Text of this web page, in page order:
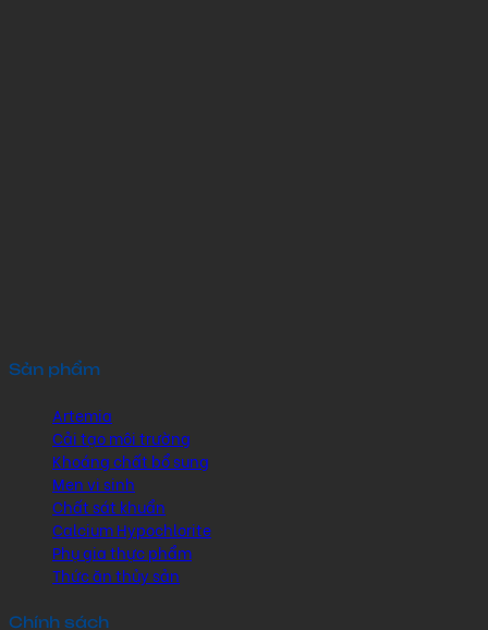
Sản phẩm
Artemia
Cải tạo môi trường
Khoáng chất bổ sung
Men vi sinh
Chất sát khuẩn
Calcium Hypochlorite
Phụ gia thực phẩm
Thức ăn thủy sản
Chính sách